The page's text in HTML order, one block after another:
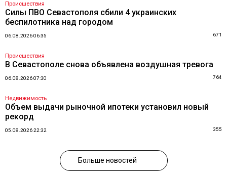
Происшествия
Силы ПВО Севастополя сбили 4 украинских
беспилотника над городом
06.08.2026 06:35 671
Происшествия
В Севастополе снова объявлена воздушная тревога
06.08.2026 07:30 764
Недвижимость
Объем выдачи рыночной ипотеки установил новый
рекорд
05.08.2026 22:32 355
Больше новостей